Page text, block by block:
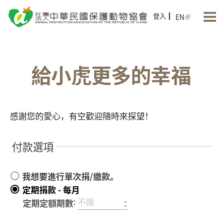
登入 EN
給小虎更多的幸福
感謝您的愛心，有空歡迎隨時來探望！
付款選項
我想要進行單次捐/繳款。
定期捐款 - 每月
定期定額期數: